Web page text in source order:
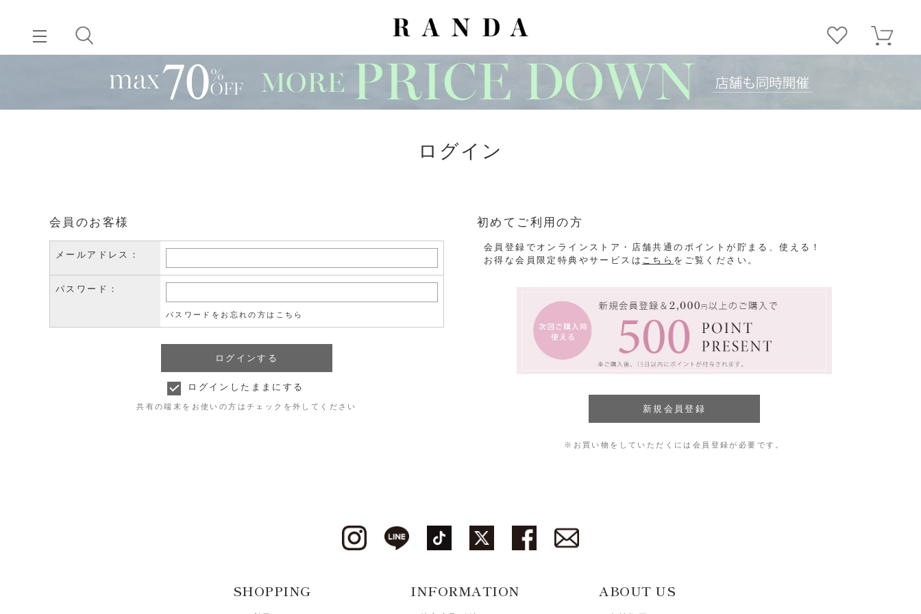
ログイン
会員のお客様
メールアドレス：
パスワード：
パスワードをお忘れの方はこちら
ログインしたままにする
共有の端末をお使いの方はチェックを外してください
初めてご利用の方
会員登録でオンラインストア・店舗共通のポイントが貯まる、使える！
お得な会員限定特典やサービスは こちら をご覧ください。
※お買い物をしていただくには会員登録が必要です。
SHOPPING INFORMATION ABOUT US